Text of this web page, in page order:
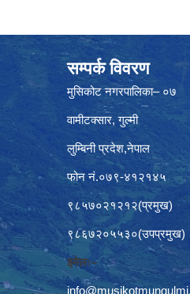
सम्पर्क विवरण
मुसिकोट नगरपालिका– ०७
वामीटक्सार, गुल्मी
लुम्बिनी प्रदेश,नेपाल
फोन नं.०७९-४१२१४५
९८५७०२१२१२(प्रमुख)
९८६७२०५५३०(उपप्रमुख)
इमेलः–